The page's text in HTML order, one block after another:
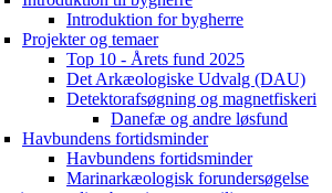
Introduktion for bygherre
Projekter og temaer
Top 10 - Årets fund 2025
Det Arkæologiske Udvalg (DAU)
Detektorafsøgning og magnetfiskeri
Danefæ og andre løsfund
Havbundens fortidsminder
Havbundens fortidsminder
Marinarkæologisk forundersøgelse